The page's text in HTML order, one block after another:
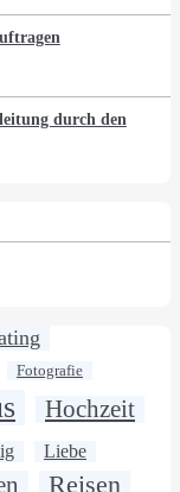
durch den
Fotografie
Hochzeit
Liebe
Reisen